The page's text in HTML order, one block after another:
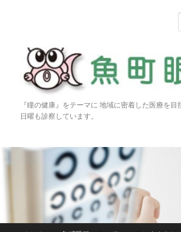
『瞳の健康』をテーマに 地域に密着した医療を目
日曜も診察しています。